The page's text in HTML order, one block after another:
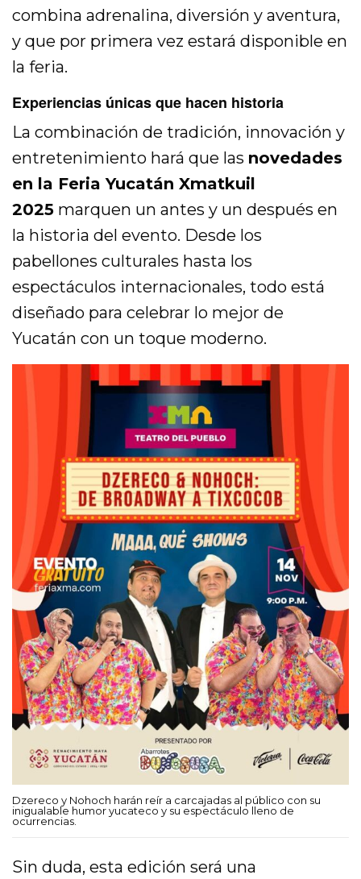
combina adrenalina, diversión y aventura,
y que por primera vez estará disponible en
la feria.
Experiencias únicas que hacen historia
La combinación de tradición, innovación y
entretenimiento hará que las novedades
en la Feria Yucatán Xmatkuil
2025 marquen un antes y un después en
la historia del evento. Desde los
pabellones culturales hasta los
espectáculos internacionales, todo está
diseñado para celebrar lo mejor de
Yucatán con un toque moderno.
Dzereco y Nohoch harán reír a carcajadas al público con su
inigualable humor yucateco y su espectáculo lleno de
ocurrencias.
Sin duda, esta edición será una